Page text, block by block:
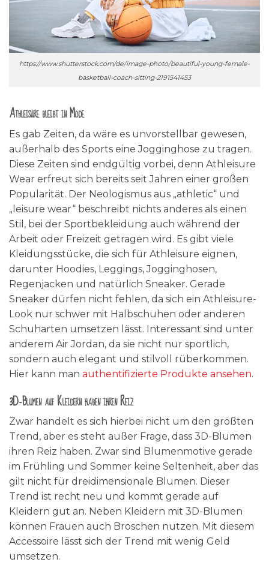
https://www.shutterstock.com/de/image-photo/beautiful-young-female-
basketball-coach-sitting-2191541453
Athleisure bleibt in Mode
Es gab Zeiten, da wäre es unvorstellbar gewesen,
außerhalb des Sports eine Jogginghose zu tragen.
Diese Zeiten sind endgültig vorbei, denn Athleisure
Wear erfreut sich bereits seit Jahren einer großen
Popularität. Der Neologismus aus „athletic“ und
„leisure wear“ beschreibt nichts anderes als einen
Stil, bei der Sportbekleidung auch während der
Arbeit oder Freizeit getragen wird. Es gibt viele
Kleidungsstücke, die sich für Athleisure eignen,
darunter Hoodies, Leggings, Jogginghosen,
Regenjacken und natürlich Sneaker. Gerade
Sneaker dürfen nicht fehlen, da sich ein Athleisure-
Look nur schwer mit Halbschuhen oder anderen
Schuharten umsetzen lässt. Interessant sind unter
anderem Air Jordan, da sie nicht nur sportlich,
sondern auch elegant und stilvoll rüberkommen.
Hier kann man authentifizierte Produkte ansehen.
3D-Blumen auf Kleidern haben ihren Reiz
Zwar handelt es sich hierbei nicht um den größten
Trend, aber es steht außer Frage, dass 3D-Blumen
ihren Reiz haben. Zwar sind Blumenmotive gerade
im Frühling und Sommer keine Seltenheit, aber das
gilt nicht für dreidimensionale Blumen. Dieser
Trend ist recht neu und kommt gerade auf
Kleidern gut an. Neben Kleidern mit 3D-Blumen
können Frauen auch Broschen nutzen. Mit diesem
Accessoire lässt sich der Trend mit wenig Geld
umsetzen.